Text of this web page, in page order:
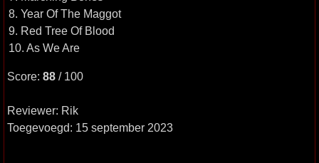
8. Year Of The Maggot
9. Red Tree Of Blood
10. As We Are
Score: 88 / 100
Reviewer: Rik
Toegevoegd: 15 september 2023